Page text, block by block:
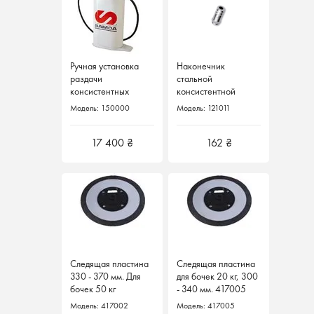
Ручная установка
раздачи
консистентных
смазок 16 кг 150000
Модель: 150000
17 400 ₴
Наконечник
стальной
консистентной
смазки для высокого
Модель: 121011
162 ₴
Следящая пластина
330 - 370 мм. Для
бочек 50 кг
стандартного
Модель: 417002
Следящая пластина
для бочек 20 кг, 300
- 340 мм. 417005
Samoa Испания
Модель: 417005